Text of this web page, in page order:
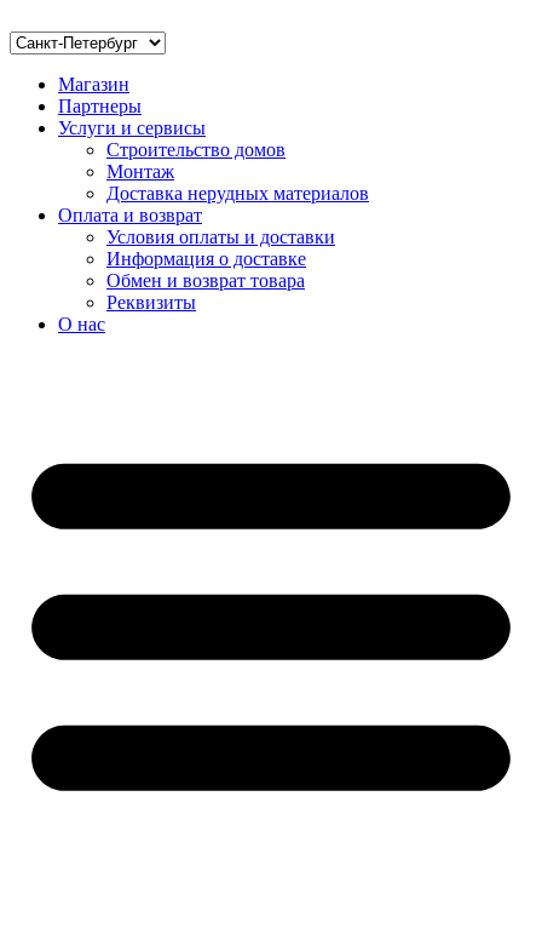
Магазин
Партнеры
Услуги и сервисы
Строительство домов
Монтаж
Доставка нерудных материалов
Оплата и возврат
Условия оплаты и доставки
Информация о доставке
Обмен и возврат товара
Реквизиты
О нас